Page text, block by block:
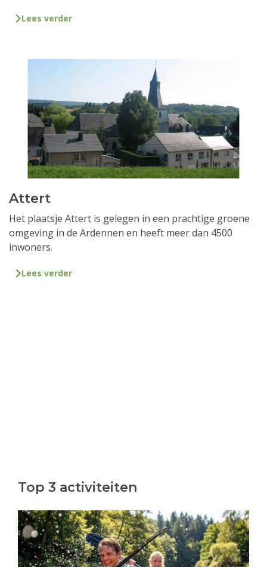
Lees verder
Attert
Het plaatsje Attert is gelegen in een prachtige groene
omgeving in de Ardennen en heeft meer dan 4500
inwoners.
Lees verder
Top 3 activiteiten